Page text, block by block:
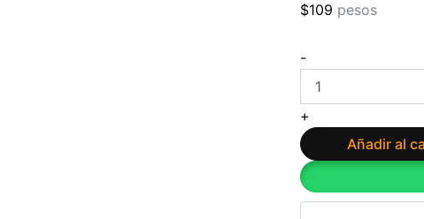
$109 pesos
-
Mi
adolescente
es
rebelde
Dave
cantidad
+
Añadir al